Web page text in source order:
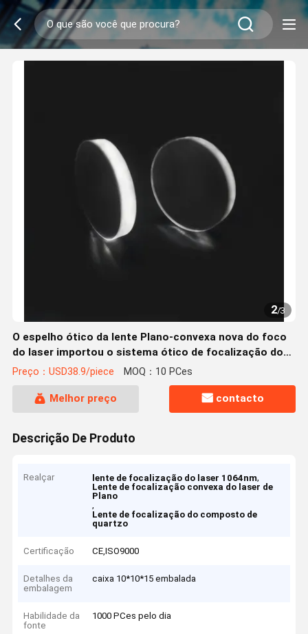
2/3
O espelho ótico da lente Plano-convexa nova do foco
do laser importou o sistema ótico de focalização do
espelho FL=60 de JGS1 1064nmAR 25.4*5mm
Preço：USD38.9/piece MOQ：10 PCes
Melhor preço contacto
Descrição De Produto
Realçar lente de focalização do laser 1064nm,
Lente de focalização convexa do laser de
Plano
,
Lente de focalização do composto de
quartzo
Certificação CE,ISO9000
Detalhes da
embalagem
caixa 10*10*15 embalada
Habilidade da
fonte
1000 PCes pelo dia